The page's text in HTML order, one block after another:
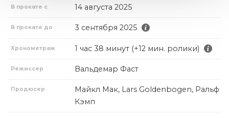
В прокате с 14 августа 2025
В прокате до 3 сентября 2025
Хронометраж 1 час 38 минут (+12 мин. ролики)
Режиссер Вальдемар Фаст
Продюсер
Майкл Мак, Lars Goldenbogen, Ральф
Кэмп